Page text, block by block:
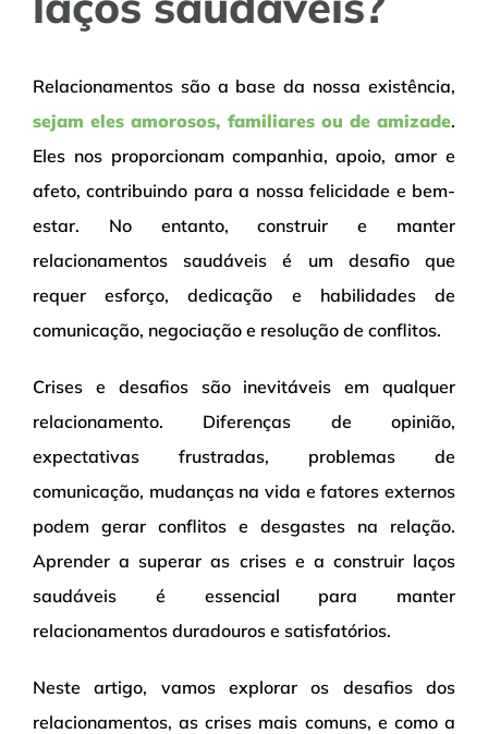
Relacionamentos são a base da nossa existência,
sejam eles amorosos, familiares ou de amizade.
Eles nos proporcionam companhia, apoio, amor e
afeto, contribuindo para a nossa felicidade e bem-
estar. No entanto, construir e manter
relacionamentos saudáveis é um desafio que
requer esforço, dedicação e habilidades de
comunicação, negociação e resolução de conflitos.
Crises e desafios são inevitáveis em qualquer
relacionamento. Diferenças de opinião,
expectativas frustradas, problemas de
comunicação, mudanças na vida e fatores externos
podem gerar conflitos e desgastes na relação.
Aprender a superar as crises e a construir laços
saudáveis é essencial para manter
relacionamentos duradouros e satisfatórios.
Neste artigo, vamos explorar os desafios dos
relacionamentos, as crises mais comuns, e como a